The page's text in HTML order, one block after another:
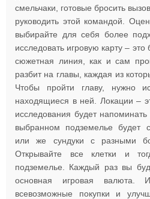
смельчаки, готовые бросить
руководить этой командой.
выбирайте для себя более
исследовать игровую карту – это
сюжетная линия, как и сам
разбит на главы, каждая из
Чтобы пройти главу, нужно
находящиеся в ней. Локации –
исследования будет
выбранном подземелье будет
или же сундуки с разными
Открывайте все клетки и
подземелье. Каждый раз вы
основная игровая валюта.
всевозможные покупки и